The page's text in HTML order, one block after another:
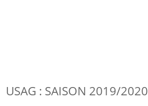
USAG : SAISON 2019/2020